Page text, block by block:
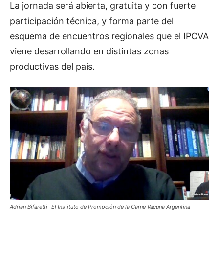
La jornada será abierta, gratuita y con fuerte
participación técnica, y forma parte del
esquema de encuentros regionales que el IPCVA
viene desarrollando en distintas zonas
productivas del país.
Adrian Bifaretti- El Instituto de Promoción de la Carne Vacuna Argentina